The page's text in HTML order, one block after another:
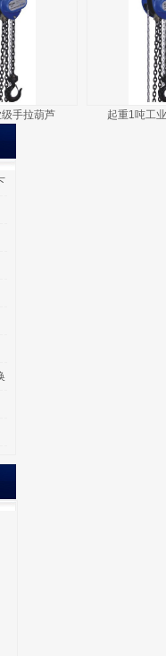
手拉葫芦 起重1吨工